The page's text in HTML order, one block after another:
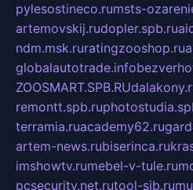
pylesostineco.rumsts-
artemovskij.rudopler.spb.ru
ndm.msk.ruratingzooshop.ru
globalautotrade.info
ZOOSMART.SPB.RU
remontt.spb.ru
terramia.ruacademy62.ru
artem-news.rubiserinca.ru
imshowtv.rumebel-v-tule.ru
pcsecurity.net.rutool-sib.ru